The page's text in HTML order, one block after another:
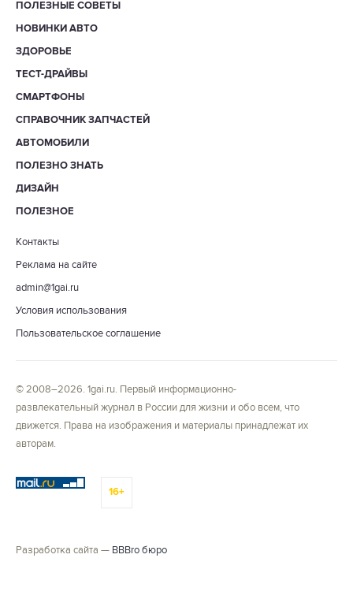
ПОЛЕЗНЫЕ СОВЕТЫ
НОВИНКИ АВТО
ЗДОРОВЬЕ
ТЕСТ-ДРАЙВЫ
СМАРТФОНЫ
СПРАВОЧНИК ЗАПЧАСТЕЙ
АВТОМОБИЛИ
ПОЛЕЗНО ЗНАТЬ
ДИЗАЙН
ПОЛЕЗНОЕ
Контакты
Реклама на сайте
admin@1gai.ru
Условия использования
Пользовательское соглашение
© 2008–2026. 1gai.ru. Первый информационно-
развлекательный журнал в России для жизни и обо всем, что
движется. Права на изображения и материалы принадлежат их
авторам.
16+
Разработка сайта — BBBro бюро